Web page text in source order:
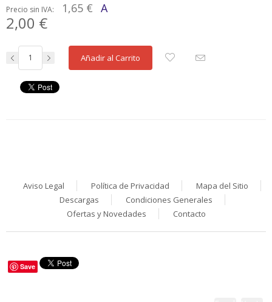
Precio sin IVA: 1,65 € A
2,00 €
Añadir al Carrito
Aviso Legal Política de Privacidad
Mapa del Sitio
Descargas
Condiciones Generales
Ofertas y Novedades
Contacto
Save